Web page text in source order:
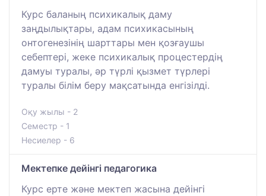
Курс баланың психикалық даму
заңдылықтары, адам психикасының
онтогенезінің шарттары мен қозғаушы
себептері, жеке психикалық процестердің
дамуы туралы, әр түрлі қызмет түрлері
туралы білім беру мақсатында енгізілді.
Оқу жылы - 2
Семестр - 1
Несиелер - 6
Мектепке дейінгі педагогика
Курс ерте және мектеп жасына дейінгі